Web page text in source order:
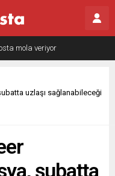
kontrol mü, kolonializm mi?
uzlaşı sağlanabileceği
şubatta